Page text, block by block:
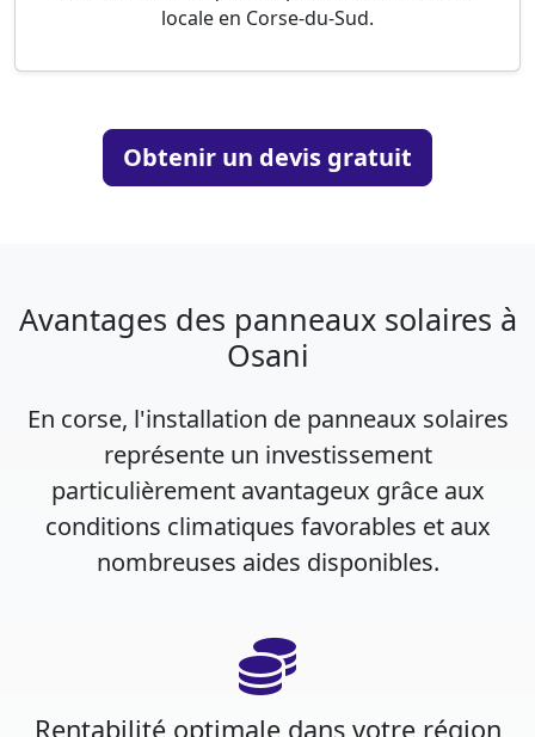
locale en Corse-du-Sud.
Obtenir un devis gratuit
Avantages des panneaux solaires à
Osani
En corse, l'installation de panneaux solaires
représente un investissement
particulièrement avantageux grâce aux
conditions climatiques favorables et aux
nombreuses aides disponibles.
Rentabilité optimale dans votre région